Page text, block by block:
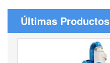
Últimas Productos